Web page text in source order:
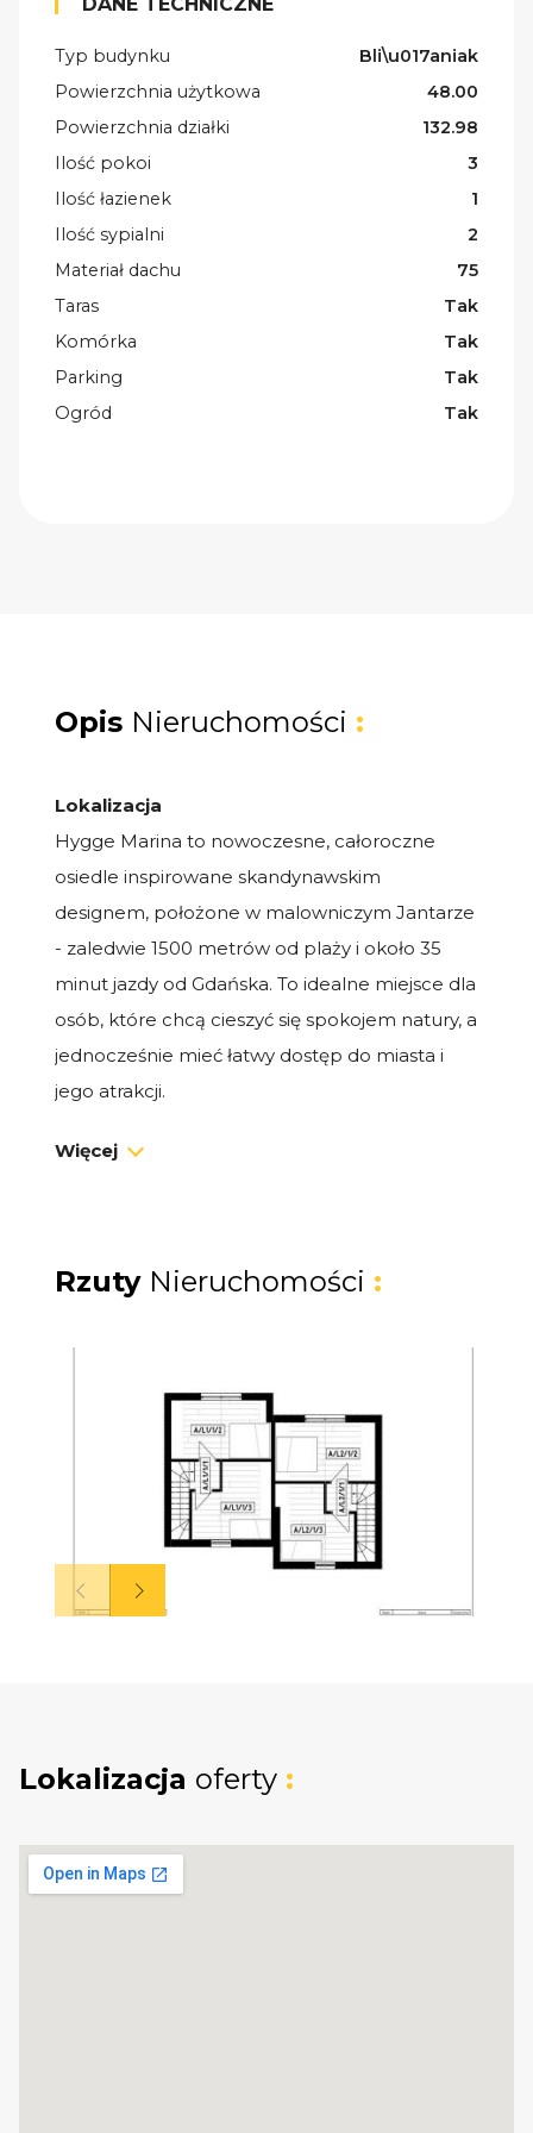
Typ budynku
Bli\u017aniak
Powierzchnia użytkowa
48.00
Powierzchnia działki
132.98
Ilość pokoi
3
Ilość łazienek
1
Ilość sypialni
2
Materiał dachu
75
Taras
Tak
Komórka
Tak
Parking
Tak
Ogród
Tak
Opis Nieruchomości :
Lokalizacja
Hygge Marina to nowoczesne, całoroczne
osiedle inspirowane skandynawskim
designem, położone w malowniczym Jantarze
- zaledwie 1500 metrów od plaży i około 35
minut jazdy od Gdańska. To idealne miejsce dla
osób, które chcą cieszyć się spokojem natury, a
jednocześnie mieć łatwy dostęp do miasta i
jego atrakcji.
Dom premium 48 m² z ogrodem
postojowym. To idealna przestrzeń zarówno
na własne wakacje i weekendy, jak i na
Salon z aneksem kuchennym i wyjściem
2 sypialnie
Łazienka z prysznicem
Dla wygody przyszłych właścicieli istnieje
Więcej
Rzuty Nieruchomości :
Lokalizacja oferty :